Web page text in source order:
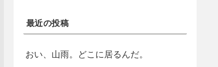
最近の投稿
おい、山雨。どこに居るんだ。